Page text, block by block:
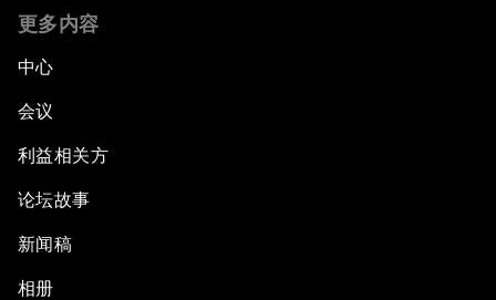
更多内容
中心
会议
利益相关方
论坛故事
新闻稿
相册